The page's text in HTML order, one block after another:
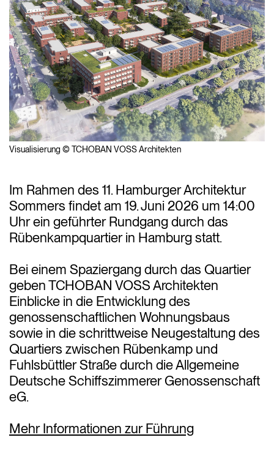
Visualisierung © TCHOBAN VOSS Architekten
Im Rahmen des 11. Hamburger Architektur
Sommers findet am 19. Juni 2026 um 14:00
Uhr ein geführter Rundgang durch das
Rübenkampquartier in Hamburg statt.
Bei einem Spaziergang durch das Quartier
geben TCHOBAN VOSS Architekten
Einblicke in die Entwicklung des
genossenschaftlichen Wohnungsbaus
sowie in die schrittweise Neugestaltung des
Quartiers zwischen Rübenkamp und
Fuhlsbüttler Straße durch die Allgemeine
Deutsche Schiffszimmerer Genossenschaft
eG.
Mehr Informationen zur Führung